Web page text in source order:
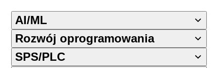
AI/ML
Rozwój oprogramowania
SPS/PLC